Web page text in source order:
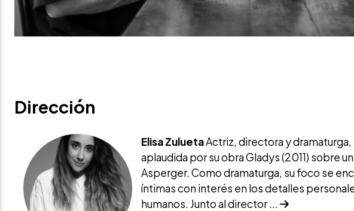
Dirección
Elisa ZuluetaActriz, directora y dramaturga,
aplaudida por su obra Gladys (2011) sobre
Asperger. Como dramaturga, su foco se
íntimas con interés en los detalles
humanos. Junto al director ...